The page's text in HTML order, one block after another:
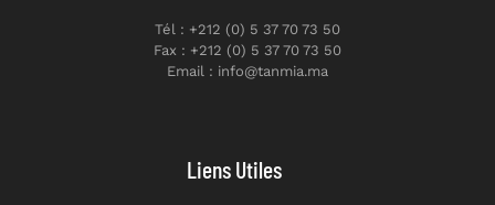
Tél : +212 (0) 5 37 70 73 50
Fax : +212 (0) 5 37 70 73 50
Email : info@tanmia.ma
Liens Utiles